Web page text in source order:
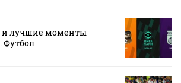
и лучшие моменты
Футбол